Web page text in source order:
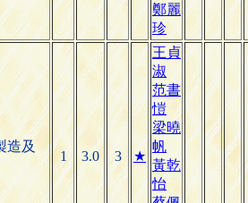
鄭麗
珍
造及
1 3.0 3 ★
王貞
淑
范書
愷
梁曉
帆
黃乾
怡